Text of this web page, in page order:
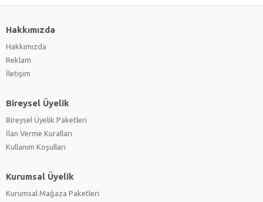
Hakkımızda
Hakkımızda
Reklam
İletişim
Bireysel Üyelik
Bireysel Üyelik Paketleri
İlan Verme Kuralları
Kullanım Koşulları
Kurumsal Üyelik
Kurumsal Mağaza Paketleri